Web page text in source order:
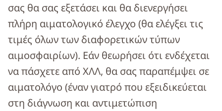
σας θα σας εξετάσει και θα διενεργήσει
πλήρη αιματολογικό έλεγχο (θα ελέγξει τις
τιμές όλων των διαφορετικών τύπων
αιμοσφαιρίων). Εάν θεωρήσει ότι ενδέχεται
να πάσχετε από ΧΛΛ, θα σας παραπέμψει σε
αιματολόγο (έναν γιατρό που εξειδικεύεται
στη διάγνωση και αντιμετώπιση